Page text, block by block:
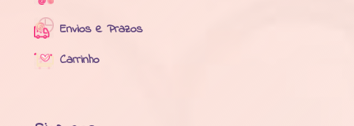
Envios e Prazos
Carrinho